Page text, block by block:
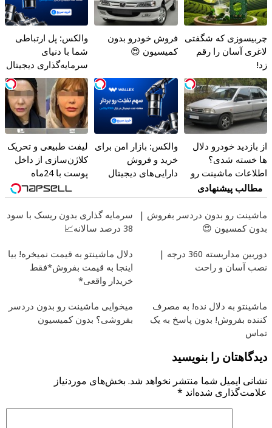
چربیسوزی که شگفتی
لاغری آسان را رقم
زد!
فروش خودرو بدون
کمیسیون 😍
والکس: پل ارتباطی
شما با دنیای
سرمایه‌گذاری دیجیتال
از بازدید خودرو دلال
ها خسته شدی؟
اطلاعات ماشینت رو
اینجا ثبت کن
والکس: بازار امن برای
خرید و فروش
دارایی‌های دیجیتال
لیفت طبیعی و تحریک
کلاژن‌سازی از داخل
پوست با 24ماه
ماندگاری ✅ جوان شو
مطالب پیشنهادی
ماشینت رو بدون دردسر بفروش |
بدون کمسیون 😍
سرمایه گذاری بدون ریسک با سود
38 درصد سالانه📈
دوربین مداربسته 360 درجه |
نصب آسان و راحت
دلال ماشینتو به قیمت نمیخره! بیا
اینجا به قیمت بفروش*فقط
خریدار واقعی*
ماشینتو به دلال نده! به مصرف
کننده بفروش! بدون پاسخ به یک
تماس
میخوایی ماشینت رو بدون دردسر
بفروشی؟ بدون کمیسیون
دیدگاهتان را بنویسید
نشانی ایمیل شما منتشر نخواهد شد. بخش‌های موردنیاز
علامت‌گذاری شده‌اند *